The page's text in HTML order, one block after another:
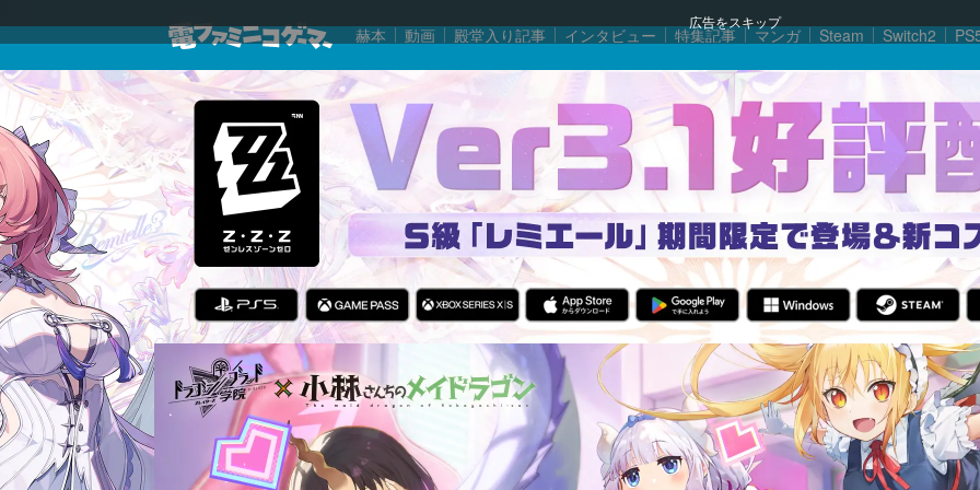
広告をスキップ
赫本 動画 殿堂入り記事 インタビュー 特集記事 マンガ Steam Switch2